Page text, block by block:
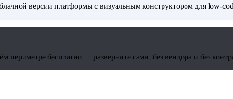
версии платформы с визуальным конструктором для low-
периметре бесплатно — разверните сами, без вендора и без